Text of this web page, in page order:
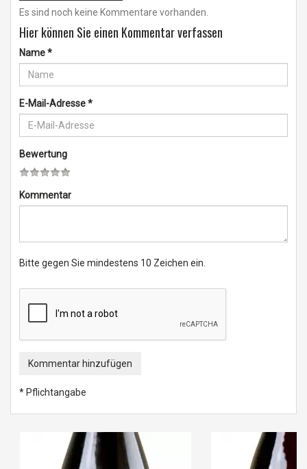
Es sind noch keine Kommentare vorhanden.
Hier können Sie einen Kommentar verfassen
Name*
E-Mail-Adresse*
Bewertung
Kommentar
Bitte gegen Sie mindestens 10 Zeichen ein.
Kommentar hinzufügen
* Pflichtangabe